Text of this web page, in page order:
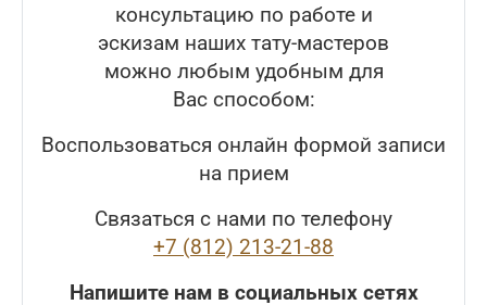
консультацию по работе и
эскизам наших тату-мастеров
можно любым удобным для
Вас способом:
Воспользоваться онлайн формой записи
на прием
Связаться с нами по телефону
+7 (812) 213-21-88
Напишите нам в социальных сетях